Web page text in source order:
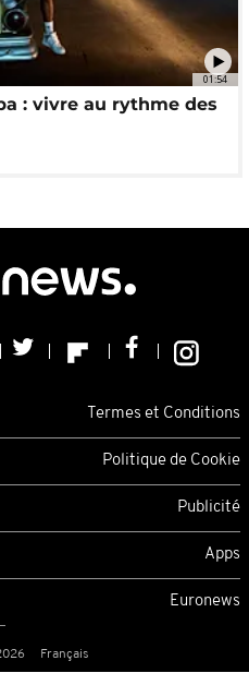
01:54
: vivre au rythme des
Termes et Conditions
Politique de Cookie
Publicité
Apps
Euronews